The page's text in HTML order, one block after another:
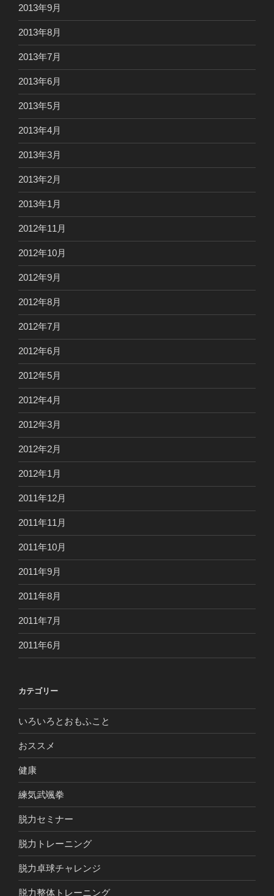
2013年9月
2013年8月
2013年7月
2013年6月
2013年5月
2013年4月
2013年3月
2013年2月
2013年1月
2012年11月
2012年10月
2012年9月
2012年8月
2012年7月
2012年6月
2012年5月
2012年4月
2012年3月
2012年2月
2012年1月
2011年12月
2011年11月
2011年10月
2011年9月
2011年8月
2011年7月
2011年6月
カテゴリー
いろいろとおもふこと
おススメ
健康
練気武颯拳
脱力セミナー
脱力トレーニング
脱力卓球チャレンジ
脱力整体トレーニング